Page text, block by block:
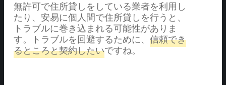
無許可で住所貸しをしている業者を利用し
たり、安易に個人間で住所貸しを行うと、
トラブルに巻き込まれる可能性がありま
す。トラブルを回避するために、信頼でき
るところと契約したいですね。